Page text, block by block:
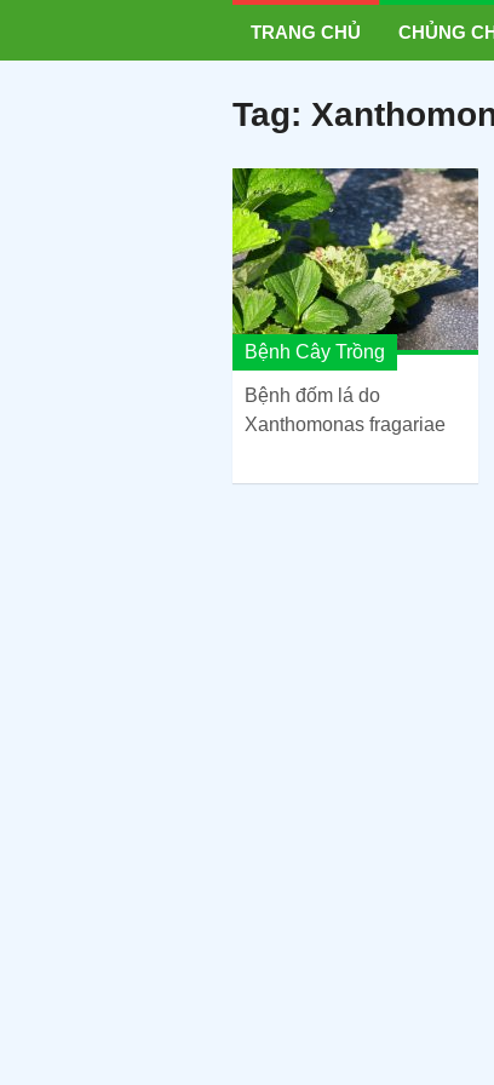
TRANG CHỦ CHỦNG
Tag:
Bệnh Cây Trồng
Bệnh đốm lá do
Xanthomonas fragariae